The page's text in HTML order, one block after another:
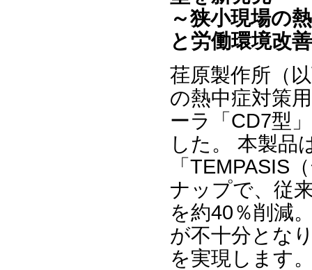
～狭小現場の
と労働環境改
荏原製作所（
の熱中症対策
ーラ「CD7型
した。 本製品
「TEMPASIS
ナップで、従
を約40％削減
が不十分とな
を実現します